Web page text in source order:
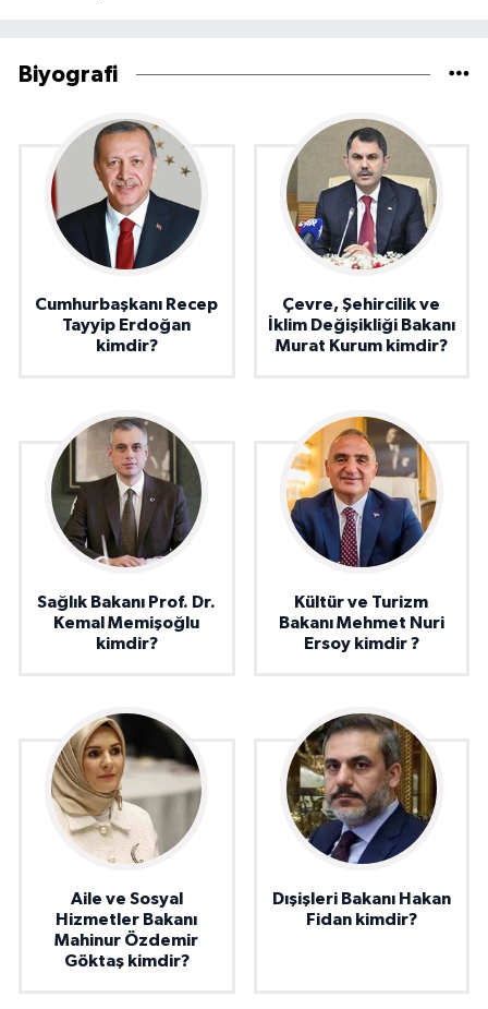
Biyografi
Cumhurbaşkanı Recep
Tayyip Erdoğan
kimdir?
Çevre, Şehircilik ve
İklim Değişikliği Bakanı
Murat Kurum kimdir?
Sağlık Bakanı Prof. Dr.
Kemal Memişoğlu
kimdir?
Kültür ve Turizm
Bakanı Mehmet Nuri
Ersoy kimdir ?
Aile ve Sosyal
Hizmetler Bakanı
Mahinur Özdemir
Göktaş kimdir?
Dışişleri Bakanı Hakan
Fidan kimdir?